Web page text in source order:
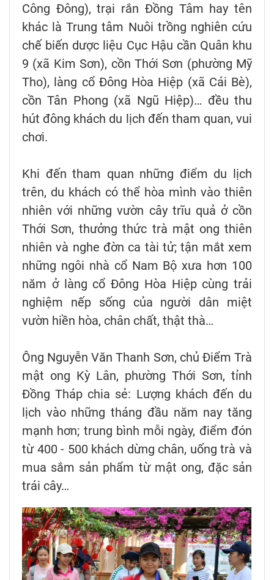
Công Đông), trại rắn Đồng Tâm hay tên
khác là Trung tâm Nuôi trồng nghiên cứu
chế biến dược liệu Cục Hậu cần Quân khu
9 (xã Kim Sơn), cồn Thới Sơn (phường Mỹ
Tho), làng cổ Đông Hòa Hiệp (xã Cái Bè),
cồn Tân Phong (xã Ngũ Hiệp)… đều thu
hút đông khách du lịch đến tham quan, vui
chơi.
Khi đến tham quan những điểm du lịch
trên, du khách có thể hòa mình vào thiên
nhiên với những vườn cây trĩu quả ở cồn
Thới Sơn, thưởng thức trà mật ong thiên
nhiên và nghe đờn ca tài tử; tận mắt xem
những ngôi nhà cổ Nam Bộ xưa hơn 100
năm ở làng cổ Đông Hòa Hiệp cùng trải
nghiệm nếp sống của người dân miệt
vườn hiền hòa, chân chất, thật thà…
Ông Nguyễn Văn Thanh Sơn, chủ Điểm Trà
mật ong Kỳ Lân, phường Thới Sơn, tỉnh
Đồng Tháp chia sẻ: Lượng khách đến du
lịch vào những tháng đầu năm nay tăng
mạnh hơn; trung bình mỗi ngày, điểm đón
từ 400 - 500 khách dừng chân, uống trà và
mua sắm sản phẩm từ mật ong, đặc sản
trái cây…